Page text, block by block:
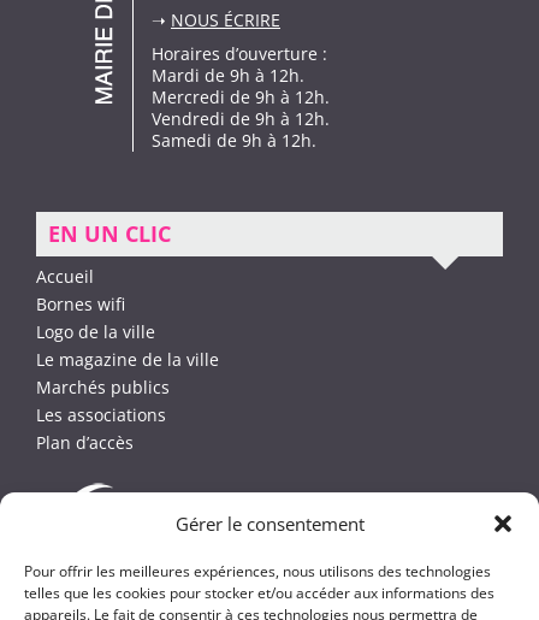
Gérer le consentement
Pour offrir les meilleures expériences, nous utilisons des technologies
telles que les cookies pour stocker et/ou accéder aux informations des
appareils. Le fait de consentir à ces technologies nous permettra de
➝ NOUS ÉCRIRE
Horaires d’ouverture :
Mardi de 9h à 12h.
Mercredi de 9h à 12h.
Vendredi de 9h à 12h.
Samedi de 9h à 12h.
EN UN CLIC
Accueil
Bornes wifi
Logo de la ville
Le magazine de la ville
Marchés publics
Les associations
Plan d’accès